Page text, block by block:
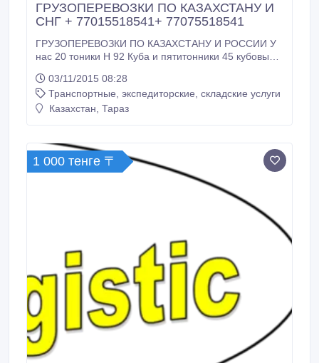
ГРУЗОПЕРЕВОЗКИ ПО КАЗАХСТАНУ И
СНГ + 77015518541+ 77075518541
ГРУЗОПЕРЕВОЗКИ ПО КАЗАХСТАНУ И РОССИИ У
нас 20 тоники H 92 Куба и пятитонники 45 кубовый
03/11/2015 08:28
Транспортные, экспедиторские, складские услуги
Казахстан, Тараз
1 000 тенге 〒